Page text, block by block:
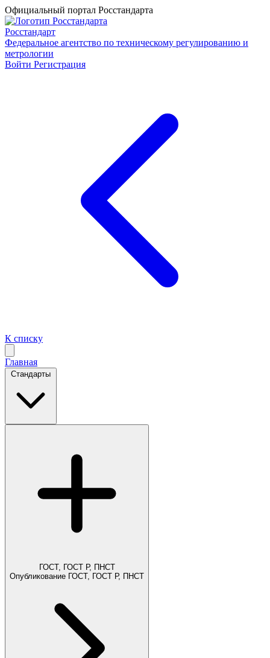
Официальный портал Росстандарта
Росстандарт
Федеральное агентство по техническому регулированию и
метрологии
Войти Регистрация
К списку
Главная
Стандарты
ГОСТ, ГОСТ Р, ПНСТ
Опубликование ГОСТ, ГОСТ Р, ПНСТ